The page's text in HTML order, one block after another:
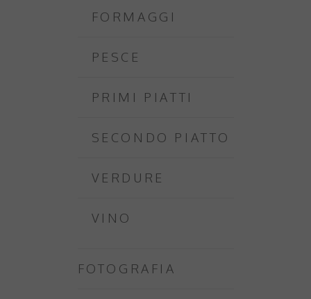
FORMAGGI
PESCE
PRIMI PIATTI
SECONDO PIATTO
VERDURE
VINO
FOTOGRAFIA